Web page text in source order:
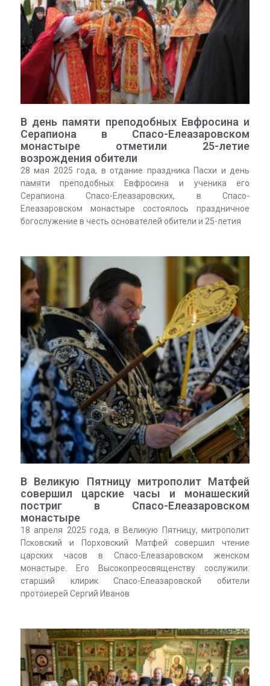
В день памяти преподобных Евфросина и
Серапиона в Спасо-Елеазаровском
монастыре отметили 25-летие
возрождения обители
28 мая 2025 года, в отдание праздника Пасхи и день
памяти преподобных Евфросина и ученика его
Серапиона Спасо-Елеазаровских, в Спасо-
Елеазаровском монастыре состоялось праздничное
богослужение в честь основателей обители и 25-летия
В Великую Пятницу митрополит Матфей
совершил царские часы и монашеский
постриг в Спасо-Елеазаровском
монастыре
18 апреля 2025 года, в Великую Пятницу, митрополит
Псковский и Порховский Матфей совершил чтение
царских часов в Спасо-Елеазаровском женском
монастыре. Его Высокопреосвященству сослужили:
старший клирик Спасо-Елеазаровской обители
протоиерей Сергий Иванов